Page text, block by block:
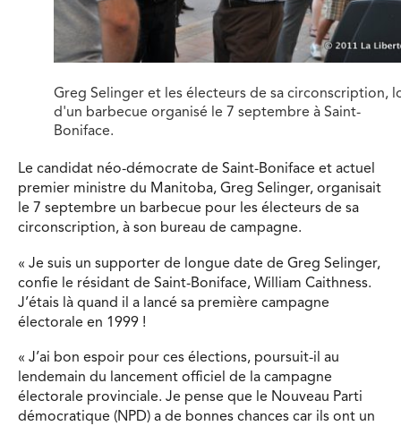
Greg Selinger et les électeurs de sa circonscription,
d'un barbecue organisé le 7 septembre à Saint-
Boniface.
Le candidat néo-démocrate de Saint-Boniface et actuel
premier ministre du Manitoba, Greg Selinger, organisait
le 7 septembre un barbecue pour les électeurs de sa
circonscription, à son bureau de campagne.
« Je suis un supporter de longue date de Greg Selinger,
confie le résidant de Saint-Boniface, William Caithness.
J’étais là quand il a lancé sa première campagne
électorale en 1999 !
« J’ai bon espoir pour ces élections, poursuit-il au
lendemain du lancement officiel de la campagne
électorale provinciale. Je pense que le Nouveau Parti
démocratique (NPD) a de bonnes chances car ils ont un